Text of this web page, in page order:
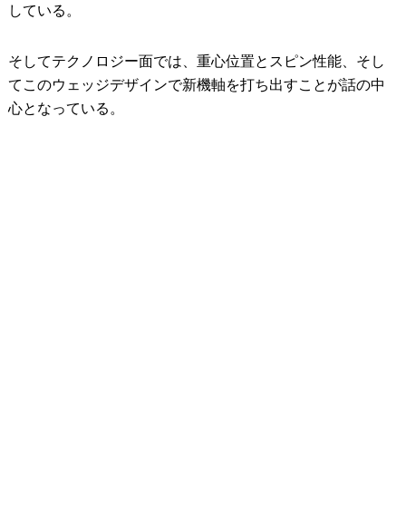
している。
そしてテクノロジー面では、重心位置とスピン性能、そし
てこのウェッジデザインで新機軸を打ち出すことが話の中
心となっている。